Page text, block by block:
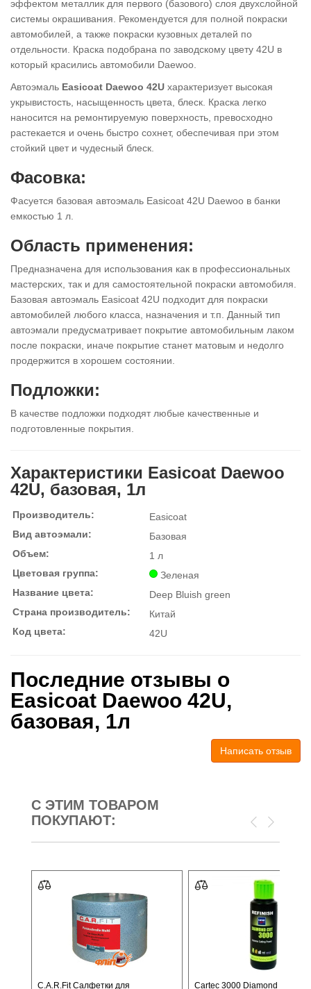
эффектом металлик для первого (базового) слоя двухслойной
системы окрашивания. Рекомендуется для полной покраски
автомобилей, а также покраски кузовных деталей по
отдельности. Краска подобрана по заводскому цвету 42U в
который красились автомобили Daewoo.
Автоэмаль Easicoat Daewoo 42U характеризует высокая
укрывистость, насыщенность цвета, блеск. Краска легко
наносится на ремонтируемую поверхность, превосходно
растекается и очень быстро сохнет, обеспечивая при этом
стойкий цвет и чудесный блеск.
Фасовка:
Фасуется базовая автоэмаль Easicoat 42U Daewoo в банки
емкостью 1 л.
Область применения:
Предназначена для использования как в профессиональных
мастерских, так и для самостоятельной покраски автомобиля.
Базовая автоэмаль Easicoat 42U подходит для покраски
автомобилей любого класса, назначения и т.п. Данный тип
автоэмали предусматривает покрытие автомобильным лаком
после покраски, иначе покрытие станет матовым и недолго
продержится в хорошем состоянии.
Подложки:
В качестве подложки подходят любые качественные и
подготовленные покрытия.
Характеристики Easicoat Daewoo
42U, базовая, 1л
Производитель:
Easicoat
Вид автоэмали:
Базовая
Объем:
1 л
Цветовая группа:
Зеленая
Название цвета:
Deep Bluish green
Страна производитель:
Китай
Код цвета:
42U
Последние отзывы о
Easicoat Daewoo 42U,
базовая, 1л
Написать отзыв
С ЭТИМ ТОВАРОМ
ПОКУПАЮТ:
C.A.R.Fit Салфетки для Cartec 3000 Diamond Cut,